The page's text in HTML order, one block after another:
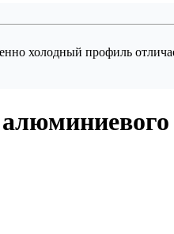
холодный профиль